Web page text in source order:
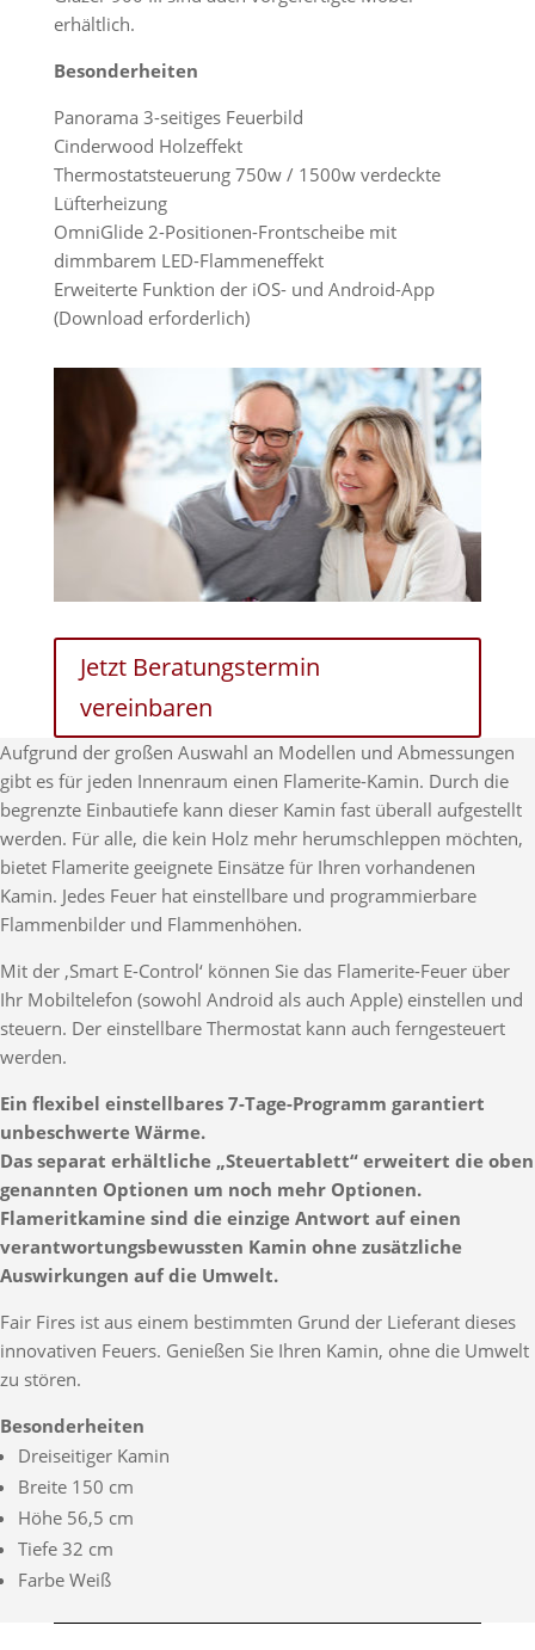
erhältlich.
Besonderheiten
Panorama 3-seitiges Feuerbild
Cinderwood Holzeffekt
Thermostatsteuerung 750w / 1500w verdeckte
Lüfterheizung
OmniGlide 2-Positionen-Frontscheibe mit
dimmbarem LED-Flammeneffekt
Erweiterte Funktion der iOS- und Android-App
(Download erforderlich)
Jetzt Beratungstermin
vereinbaren
Aufgrund der großen Auswahl an Modellen und Abmessungen
gibt es für jeden Innenraum einen Flamerite-Kamin. Durch die
begrenzte Einbautiefe kann dieser Kamin fast überall aufgestellt
werden. Für alle, die kein Holz mehr herumschleppen möchten,
bietet Flamerite geeignete Einsätze für Ihren vorhandenen
Kamin. Jedes Feuer hat einstellbare und programmierbare
Flammenbilder und Flammenhöhen.
Mit der ‚Smart E-Control‘ können Sie das Flamerite-Feuer über
Ihr Mobiltelefon (sowohl Android als auch Apple) einstellen und
steuern. Der einstellbare Thermostat kann auch ferngesteuert
werden.
Ein flexibel einstellbares 7-Tage-Programm garantiert
unbeschwerte Wärme.
Das separat erhältliche „Steuertablett“ erweitert die oben
genannten Optionen um noch mehr Optionen.
Flameritkamine sind die einzige Antwort auf einen
verantwortungsbewussten Kamin ohne zusätzliche
Auswirkungen auf die Umwelt.
Fair Fires ist aus einem bestimmten Grund der Lieferant dieses
innovativen Feuers. Genießen Sie Ihren Kamin, ohne die Umwelt
zu stören.
Besonderheiten
Dreiseitiger Kamin
Breite 150 cm
Höhe 56,5 cm
Tiefe 32 cm
Farbe Weiß